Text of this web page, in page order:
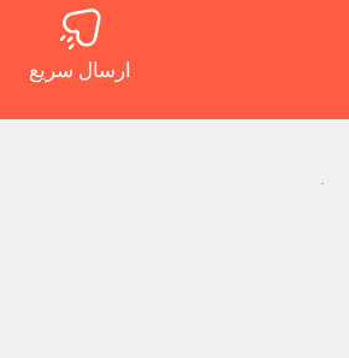
ارسال سریع
.